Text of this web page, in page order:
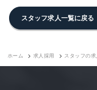
スタッフ求人一覧に戻る
ホーム 求人採用 スタッフの求